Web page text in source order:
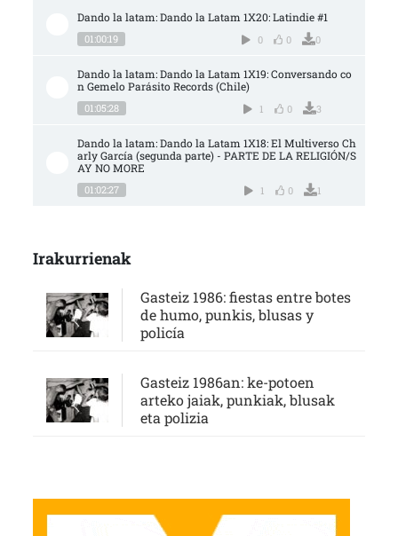
Dando la latam: Dando la Latam 1X20: Latindie #1
01:00:19 0 0 0
Dando la latam: Dando la Latam 1X19: Conversando co
n Gemelo Parásito Records (Chile)
01:05:28 1 0 3
Dando la latam: Dando la Latam 1X18: El Multiverso Ch
arly García (segunda parte) - PARTE DE LA RELIGIÓN/S
AY NO MORE
01:02:27 1 0 1
Irakurrienak
Gasteiz 1986: fiestas entre botes
de humo, punkis, blusas y
policía
Gasteiz 1986an: ke-potoen
arteko jaiak, punkiak, blusak
eta polizia